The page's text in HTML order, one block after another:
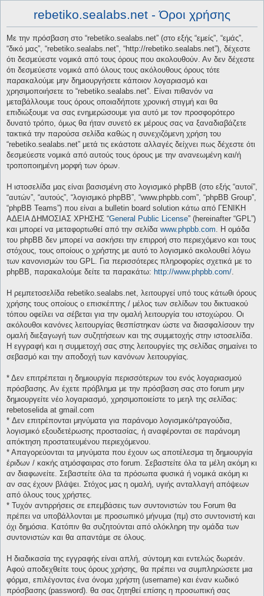
rebetiko.sealabs.net - Όροι χρήσης
Με την πρόσβαση στο “rebetiko.sealabs.net” (στο εξής “εμείς”, “εμάς”,
“δικό μας”, “rebetiko.sealabs.net”, “http://rebetiko.sealabs.net”), δέχεστε
ότι δεσμεύεστε νομικά από τους όρους που ακολουθούν. Αν δεν δέχεστε
ότι δεσμεύεστε νομικά από όλους τους ακόλουθους όρους τότε
παρακαλούμε μην δημιουργήσετε κάποιον λογαριασμό και
χρησιμοποιήσετε το “rebetiko.sealabs.net”. Είναι πιθανόν να
μεταβάλλουμε τους όρους οποιαδήποτε χρονική στιγμή και θα
επιδιώξουμε να σας ενημερώσουμε για αυτό με τον προσφορότερο
δυνατό τρόπο, όμως θα ήταν συνετό εκ μέρους σας να ξαναδιαβάζετε
τακτικά την παρούσα σελίδα καθώς η συνεχιζόμενη χρήση του
“rebetiko.sealabs.net” μετά τις εκάστοτε αλλαγές δείχνει πως δέχεστε ότι
δεσμεύεστε νομικά από αυτούς τους όρους με την ανανεωμένη και/ή
τροποποιημένη μορφή των όρων.
Η ιστοσελίδα μας είναι βασισμένη στο λογισμικό phpBB (στο εξής “αυτοί”,
“αυτών”, “αυτούς”, “λογισμικό phpBB”, “www.phpbb.com”, “phpBB Group”,
“phpBB Teams”) που είναι a bulletin board solution κάτω από ΓΕΝΙΚΗ
ΑΔΕΙΑ ΔΗΜΟΣΙΑΣ ΧΡΗΣΗΣ “General Public License” (hereinafter “GPL”)
και μπορεί να μεταφορτωθεί από την σελίδα www.phpbb.com. Η ομάδα
του phpBB δεν μπορεί να ασκήσει την επιρροή στο περιεχόμενο και τους
στόχους, τους οποίους ο χρήστης με αυτό το λογισμικό ακολουθεί λόγω
των κανονισμών του GPL. Για περισσότερες πληροφορίες σχετικά με το
phpBB, παρακαλούμε δείτε τα παρακάτω: http://www.phpbb.com/.
Η ρεμπετοσελίδα rebetiko.sealabs.net, λειτουργεί υπό τους κάτωθι όρους
χρήσης τους οποίους ο επισκέπτης / μέλος των σελίδων του δικτυακού
τόπου οφείλει να σέβεται για την ομαλή λειτουργία του ιστοχώρου. Οι
ακόλουθοι κανόνες λειτουργίας θεσπίστηκαν ώστε να διασφαλίσουν την
ομαλή διεξαγωγή των συζητήσεων και της συμμετοχής στην ιστοσελίδα.
Η εγγραφή και η συμμετοχή σας στης λειτουργίες της σελίδας σημαίνει το
σεβασμό και την αποδοχή των κανόνων λειτουργίας.
* Δεν επιτρέπεται η δημιουργία περισσότερων του ενός λογαριασμού
πρόσβασης. Αν έχετε πρόβλημα με την πρόσβαση σας στο forum μην
δημιουργείτε νέο λογαριασμό, χρησιμοποιείστε το μεηλ της σελίδας:
rebetoselida at gmail.com
* Δεν επιτρέπονται μηνύματα για παράνομο λογισμικό/τραγούδια,
λογισμικό εξουδετέρωσης προστασίας, ή αναφέρονται σε παράνομη
απόκτηση προστατευμένου περιεχόμενου.
* Απαγορεύονται τα μηνύματα που έχουν ως αποτέλεσμα τη δημιουργία
έριδων / κακής ατμόσφαιρας στο forum. Σεβαστείτε όλα τα μέλη ακόμη κι
αν διαφωνείτε. Σεβαστείτε όλα τα πρόσωπα φυσικά ή νομικά ακόμη κι
αν σας έχουν βλάψει. Στόχος μας η ομαλή, υγιής ανταλλαγή απόψεων
από όλους τους χρήστες.
* Τυχόν αντιρρήσεις σε επεμβάσεις των συντονιστών του Forum θα
πρέπει να υποβάλλονται με προσωπικό μήνυμα (πμ) στο συντονιστή και
όχι δημόσια. Κατόπιν θα συζητούνται από ολόκληρη την ομάδα των
συντονιστών και θα απαντάμε σε όλους.
Η διαδικασία της εγγραφής είναι απλή, σύντομη και εντελώς δωρεάν.
Αφού αποδεχθείτε τους όρους χρήσης, θα πρέπει να συμπληρώσετε μια
φόρμα, επιλέγοντας ένα όνομα χρήστη (username) και έναν κωδικό
πρόσβασης (password). θα σας ζητηθεί επίσης η προσωπική σας